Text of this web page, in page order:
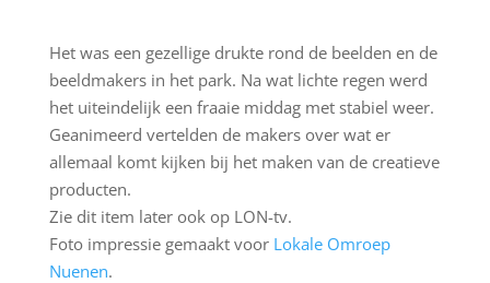
Het was een gezellige drukte rond de beelden en de
beeldmakers in het park. Na wat lichte regen werd
het uiteindelijk een fraaie middag met stabiel weer.
Geanimeerd vertelden de makers over wat er
allemaal komt kijken bij het maken van de creatieve
producten.
Zie dit item later ook op LON-tv.
Foto impressie gemaakt voor Lokale Omroep
Nuenen.